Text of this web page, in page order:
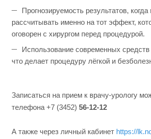
Прогнозируемость результатов,
рассчитывать именно на тот эффект,
оговорен с хирургом перед процедурой.
Использование современных
что делает процедуру лёгкой и
Записаться на прием к врачу-урологу
телефона +7 (3452) 56-12-12
А также через личный кабинет https://